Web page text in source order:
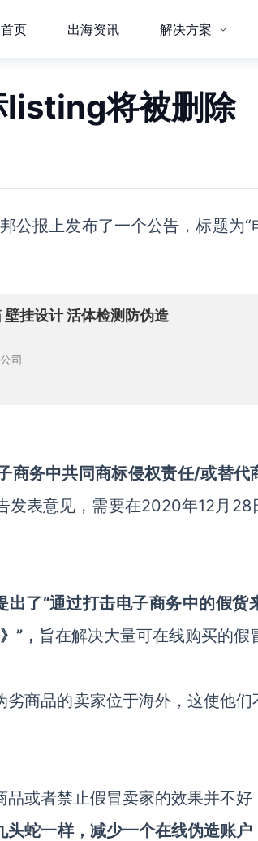
首页 出海资讯 解决方案
listing将被删除
公报上发布了一个公告，标题为“
挂设计 活体检测防伪造
司
商务中共同商标侵权责任/或替代
发表意见，需要在2020年12月28
出了“通过打击电子商务中的假货
》 ”， 旨在解决大量可在线购买的假
商品的卖家位于海外，这使他
或者禁止假冒卖家的效果并不
头蛇一样，减少一个在线伪造账